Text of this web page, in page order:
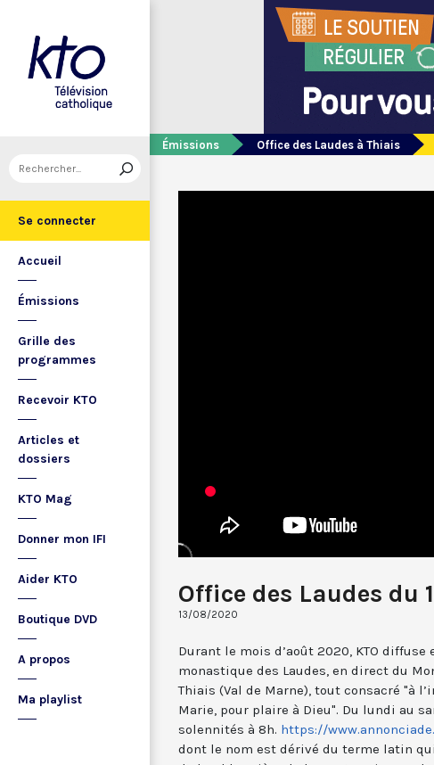
Se connecter
Accueil
Émissions
Grille des
programmes
Recevoir KTO
Articles et
dossiers
KTO Mag
Donner mon IFI
Aider KTO
Boutique DVD
A propos
Ma playlist
Émissions Office des Laudes à Thiais
Office des Laudes du
13/08/2020
Durant le mois d’août 2020, KTO diffuse
monastique des Laudes, en direct du
Thiais (Val de Marne), tout consacré "à
Marie, pour plaire à Dieu". Du lundi au
solennités à 8h. https://
dont le nom est dérivé du terme latin